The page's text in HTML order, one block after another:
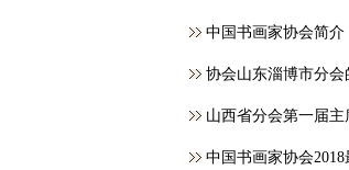
中国书画家协会简介
协会山东淄博市分会
山西省分会第一届主
中国书画家协会